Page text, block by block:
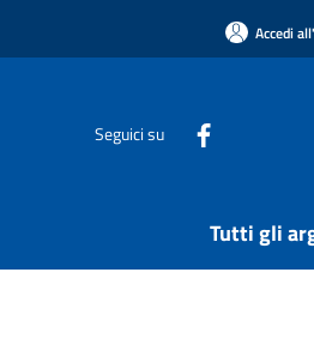
Accedi
Seguici su
Tutti gli